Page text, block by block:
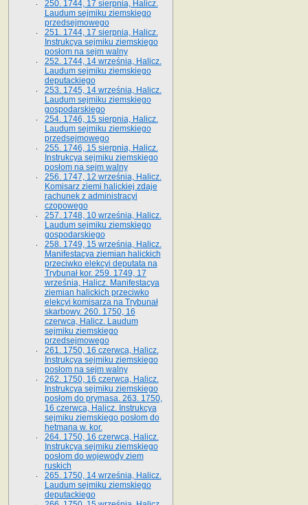
250. 1744, 17 sierpnia, Halicz.
Laudum sejmiku ziemskiego
przedsejmowego
251. 1744, 17 sierpnia, Halicz.
Instrukcya sejmiku ziemskiego
posłom na sejm walny
252. 1744, 14 września, Halicz.
Laudum sejmiku ziemskiego
deputackiego
253. 1745, 14 września, Halicz.
Laudum sejmiku ziemskiego
gospodarskiego
254. 1746, 15 sierpnia, Halicz.
Laudum sejmiku ziemskiego
przedsejmowego
255. 1746, 15 sierpnia, Halicz.
Instrukcya sejmiku ziemskiego
posłom na sejm walny
256. 1747, 12 września, Halicz.
Komisarz ziemi halickiej zdaje
rachunek z administracyi
czopowego
257. 1748, 10 września, Halicz.
Laudum sejmiku ziemskiego
gospodarskiego
258. 1749, 15 września, Halicz.
Manifestacya ziemian halickich
przeciwko elekcyi deputata na
Trybunał kor. 259. 1749, 17
września, Halicz. Manifestacya
ziemian halickich przeciwko
elekcyi komisarza na Trybunał
skarbowy. 260. 1750, 16
czerwca, Halicz. Laudum
sejmiku ziemskiego
przedsejmowego
261. 1750, 16 czerwca, Halicz.
Instrukcya sejmiku ziemskiego
posłom na sejm walny
262. 1750, 16 czerwca, Halicz.
Instrukcya sejmiku ziemskiego
posłom do prymasa. 263. 1750,
16 czerwca, Halicz. Instrukcya
sejmiku ziemskiego posłom do
hetmana w. kor.
264. 1750, 16 czerwca, Halicz.
Instrukcya sejmiku ziemskiego
posłom do wojewody ziem
ruskich
265. 1750, 14 września, Halicz.
Laudum sejmiku ziemskiego
deputackiego